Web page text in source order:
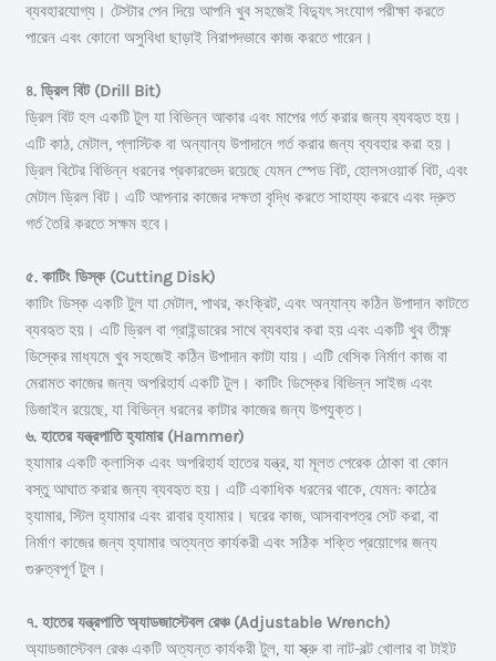
ব্যবহারযোগ্য। টেস্টার পেন দিয়ে আপনি খুব সহজেই বিদ্যুৎ সংযোগ পরীক্ষা করতে
পারেন এবং কোনো অসুবিধা ছাড়াই নিরাপদভাবে কাজ করতে পারেন।
৪. ড্রিল বিট (Drill Bit)
ড্রিল বিট হল একটি টুল যা বিভিন্ন আকার এবং মাপের গর্ত করার জন্য ব্যবহৃত হয়।
এটি কাঠ, মেটাল, প্লাস্টিক বা অন্যান্য উপাদানে গর্ত করার জন্য ব্যবহার করা হয়।
ড্রিল বিটের বিভিন্ন ধরনের প্রকারভেদ রয়েছে যেমন স্পেড বিট, হোলসওয়ার্ক বিট, এবং
মেটাল ড্রিল বিট। এটি আপনার কাজের দক্ষতা বৃদ্ধি করতে সাহায্য করবে এবং দ্রুত
গর্ত তৈরি করতে সক্ষম হবে।
৫. কাটিং ডিস্ক (Cutting Disk)
কাটিং ডিস্ক একটি টুল যা মেটাল, পাথর, কংক্রিট, এবং অন্যান্য কঠিন উপাদান কাটতে
ব্যবহৃত হয়। এটি ড্রিল বা গ্রাইন্ডারের সাথে ব্যবহার করা হয় এবং একটি খুব তীক্ষ্ণ
ডিস্কের মাধ্যমে খুব সহজেই কঠিন উপাদান কাটা যায়। এটি বেসিক নির্মাণ কাজ বা
মেরামত কাজের জন্য অপরিহার্য একটি টুল। কাটিং ডিস্কের বিভিন্ন সাইজ এবং
ডিজাইন রয়েছে, যা বিভিন্ন ধরনের কাটার কাজের জন্য উপযুক্ত।
৬. হাতের যন্ত্রপাতি হ্যামার (Hammer)
হ্যামার একটি ক্লাসিক এবং অপরিহার্য হাতের যন্ত্র, যা মূলত পেরেক ঠোকা বা কোন
বস্তু আঘাত করার জন্য ব্যবহৃত হয়। এটি একাধিক ধরনের থাকে, যেমন: কাঠের
হ্যামার, স্টিল হ্যামার এবং রাবার হ্যামার। ঘরের কাজ, আসবাবপত্র সেট করা, বা
নির্মাণ কাজের জন্য হ্যামার অত্যন্ত কার্যকরী এবং সঠিক শক্তি প্রয়োগের জন্য
গুরুত্বপূর্ণ টুল।
৭. হাতের যন্ত্রপাতি অ্যাডজাস্টেবল রেঞ্চ (Adjustable Wrench)
অ্যাডজাস্টেবল রেঞ্চ একটি অত্যন্ত কার্যকরী টুল, যা স্ক্রু বা নাট-বল্ট খোলার বা টাইট